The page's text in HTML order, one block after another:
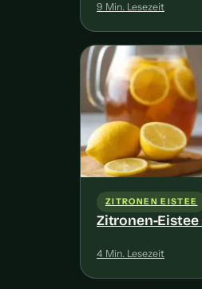
9 Min. Lesezeit
ZITRONEN EISTEE
Zitronen-
4 Min. Lesezeit